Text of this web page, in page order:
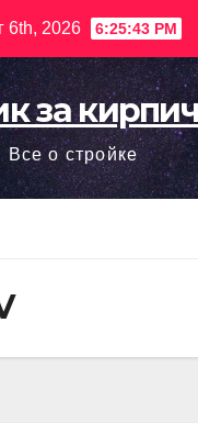
6th, 2026 6:25:45 PM
за
Все о стройке